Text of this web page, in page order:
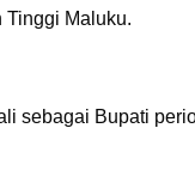
Tinggi Maluku.
sebagai Bupati